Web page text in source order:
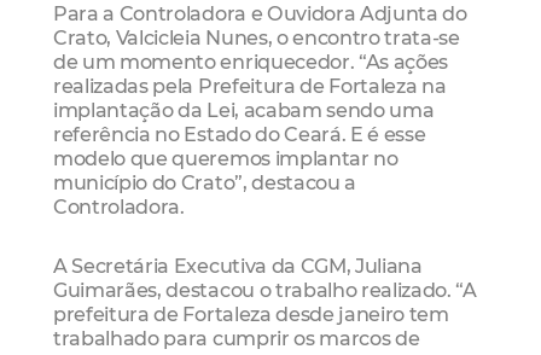
Para a Controladora e Ouvidora Adjunta do
Crato, Valcicleia Nunes, o encontro trata-se
de um momento enriquecedor. “As ações
realizadas pela Prefeitura de Fortaleza na
implantação da Lei, acabam sendo uma
referência no Estado do Ceará. E é esse
modelo que queremos implantar no
município do Crato”, destacou a
Controladora.
A Secretária Executiva da CGM, Juliana
Guimarães, destacou o trabalho realizado. “A
prefeitura de Fortaleza desde janeiro tem
trabalhado para cumprir os marcos de